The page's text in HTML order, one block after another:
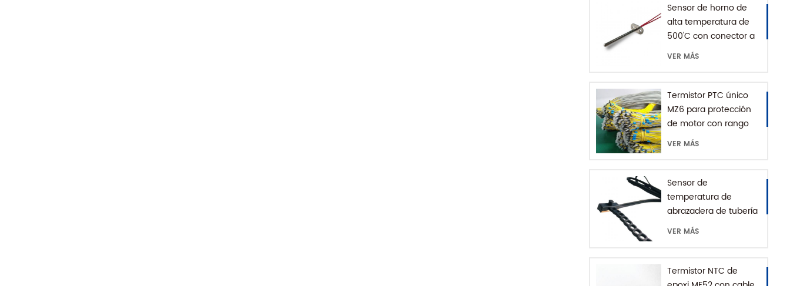
Sensor de horno de
alta temperatura de
500'C con conector a
tierra
VER MÁS
Termistor PTC único
MZ6 para protección
de motor con rango
+60-180'C
VER MÁS
Sensor de
temperatura de
abrazadera de tubería
de agua serie MFE-1
VER MÁS
Termistor NTC de